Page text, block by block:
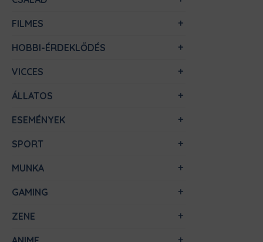
FILMES
HOBBI-ÉRDEKLŐDÉS
VICCES
ÁLLATOS
ESEMÉNYEK
SPORT
MUNKA
GAMING
ZENE